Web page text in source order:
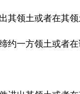
领土或者在其领
一方领土或者在